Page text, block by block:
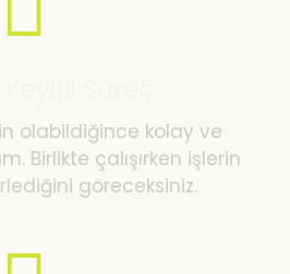
olabildiğince kolay ve
Birlikte çalışırken işlerin
göreceksiniz.